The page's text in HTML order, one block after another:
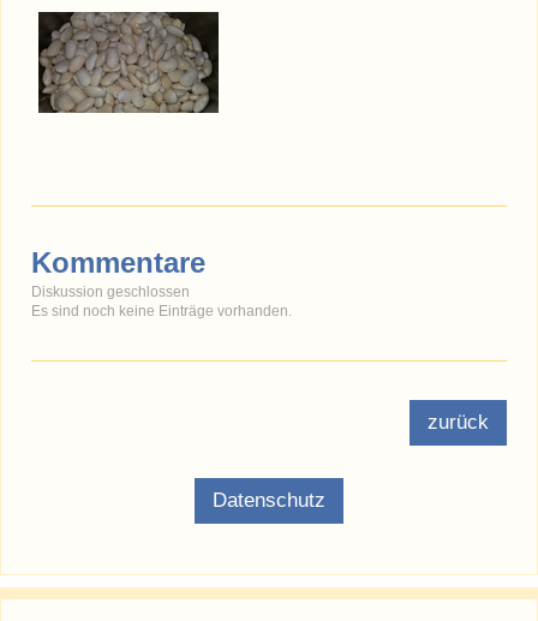
Kommentare
Diskussion geschlossen
Es sind noch keine Einträge vorhanden.
zurück
Datenschutz